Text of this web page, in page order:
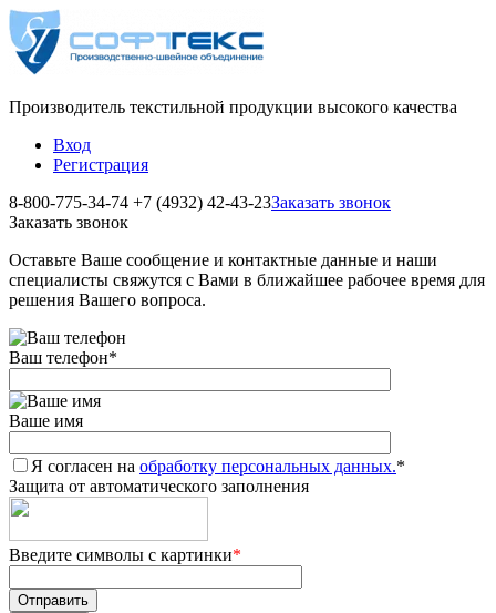
Производитель текстильной продукции высокого качества
Вход
Регистрация
8-800-775-34-74 +7 (4932) 42-43-23Заказать звонок
Заказать звонок
Оставьте Ваше сообщение и контактные данные и наши
специалисты свяжутся с Вами в ближайшее рабочее время для
решения Вашего вопроса.
Ваш телефон*
Ваше имя
Я согласен на обработку персональных данных.*
Защита от автоматического заполнения
Введите символы с картинки*